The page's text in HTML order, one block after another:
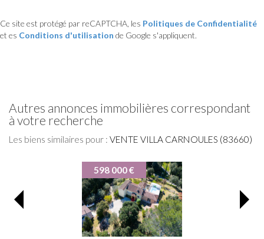
Ce site est protégé par reCAPTCHA, les Politiques de Confidentialité
et es Conditions d'utilisation de Google s'appliquent.
autres annonces immobilières correspondant
à votre recherche
Les biens similaires pour : VENTE VILLA CARNOULES (83660)